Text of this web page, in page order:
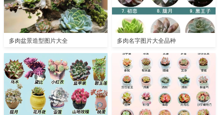
多肉盆景造型图片大全 多肉名字图片大全品种